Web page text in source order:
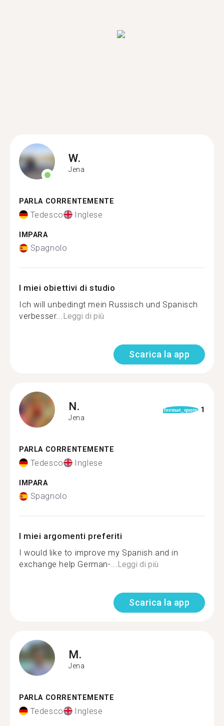
W.
Jena
PARLA CORRENTEMENTE
Tedesco Inglese
IMPARA
Spagnolo
I miei obiettivi di studio
Ich will unbedingt mein Russisch und Spanisch
verbesser...Leggi di più
Scarica la app
N.
Jena
format_quote 1
PARLA CORRENTEMENTE
Tedesco Inglese
IMPARA
Spagnolo
I miei argomenti preferiti
I would like to improve my Spanish and in
exchange help German-...Leggi di più
Scarica la app
M.
Jena
PARLA CORRENTEMENTE
Tedesco Inglese